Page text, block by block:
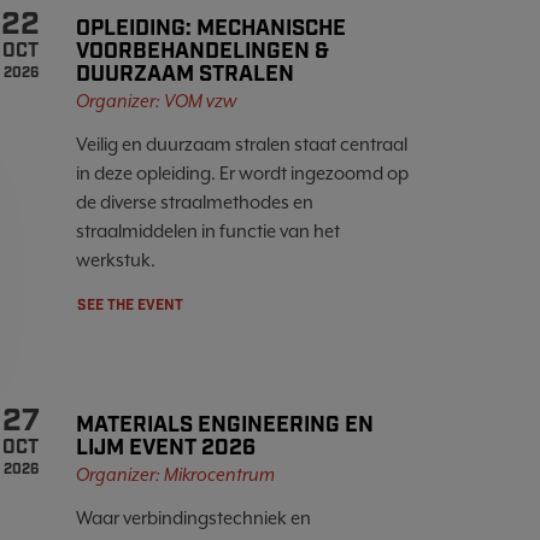
22
OCT
2026
OPLEIDING: MECHANISCHE
VOORBEHANDELINGEN &
DUURZAAM STRALEN
Organizer: VOM vzw
Veilig en duurzaam stralen staat centraal
in deze opleiding. Er wordt ingezoomd op
de diverse straalmethodes en
straalmiddelen in functie van het
werkstuk.
SEE THE EVENT
27
OCT
2026
MATERIALS ENGINEERING EN
LIJM EVENT 2026
Organizer: Mikrocentrum
Waar verbindingstechniek en